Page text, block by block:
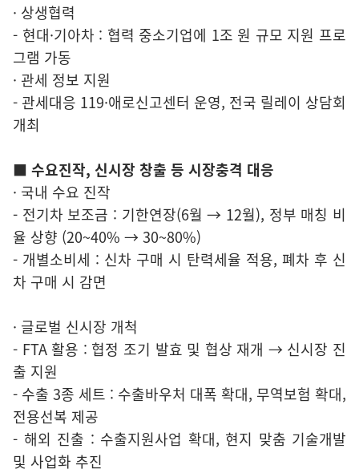
· 상생협력
- 현대·기아차 : 협력 중소기업에 1조 원 규모 지원 프로
그램 가동
· 관세 정보 지원
- 관세대응 119·애로신고센터 운영, 전국 릴레이 상담회
개최
■ 수요진작, 신시장 창출 등 시장충격 대응
· 국내 수요 진작
- 전기차 보조금 : 기한연장(6월 → 12월), 정부 매칭 비
율 상향 (20~40% → 30~80%)
- 개별소비세 : 신차 구매 시 탄력세율 적용, 폐차 후 신
차 구매 시 감면
· 글로벌 신시장 개척
- FTA 활용 : 협정 조기 발효 및 협상 재개 → 신시장 진
출 지원
- 수출 3종 세트 : 수출바우처 대폭 확대, 무역보험 확대,
전용선복 제공
- 해외 진출 : 수출지원사업 확대, 현지 맞춤 기술개발
및 사업화 추진